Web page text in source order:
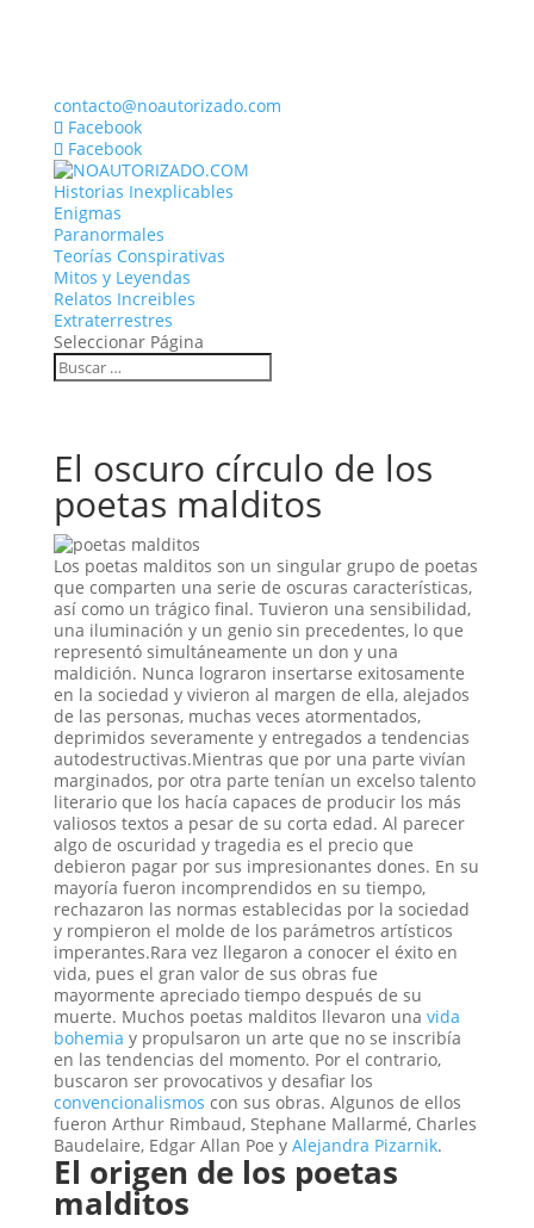
contacto@noautorizado.com
Facebook
Facebook
Historias Inexplicables
Enigmas
Paranormales
Teorías Conspirativas
Mitos y Leyendas
Relatos Increibles
Extraterrestres
Seleccionar Página
El oscuro círculo de los
poetas malditos
Los poetas malditos son un singular grupo de poetas
que comparten una serie de oscuras características,
así como un trágico final. Tuvieron una sensibilidad,
una iluminación y un genio sin precedentes, lo que
representó simultáneamente un don y una
maldición. Nunca lograron insertarse exitosamente
en la sociedad y vivieron al margen de ella, alejados
de las personas, muchas veces atormentados,
deprimidos severamente y entregados a tendencias
autodestructivas.Mientras que por una parte vivían
marginados, por otra parte tenían un excelso talento
literario que los hacía capaces de producir los más
valiosos textos a pesar de su corta edad. Al parecer
algo de oscuridad y tragedia es el precio que
debieron pagar por sus impresionantes dones. En su
mayoría fueron incomprendidos en su tiempo,
rechazaron las normas establecidas por la sociedad
y rompieron el molde de los parámetros artísticos
imperantes.Rara vez llegaron a conocer el éxito en
vida, pues el gran valor de sus obras fue
mayormente apreciado tiempo después de su
muerte. Muchos poetas malditos llevaron una vida
bohemia y propulsaron un arte que no se inscribía
en las tendencias del momento. Por el contrario,
buscaron ser provocativos y desafiar los
convencionalismos con sus obras. Algunos de ellos
fueron Arthur Rimbaud, Stephane Mallarmé, Charles
Baudelaire, Edgar Allan Poe y Alejandra Pizarnik.
El origen de los poetas
malditos